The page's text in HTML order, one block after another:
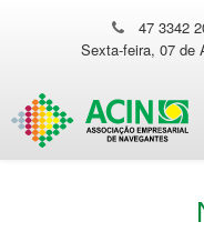
47 3342
Sexta-feira, 07 de